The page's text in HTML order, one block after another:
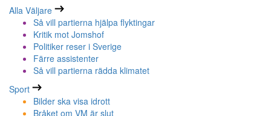
Alla Väljare
Så vill partierna hjälpa flyktingar
Kritik mot Jomshof
Politiker reser i Sverige
Färre assistenter
Så vill partierna rädda klimatet
Sport
Bilder ska visa idrott
Bråket om VM är slut